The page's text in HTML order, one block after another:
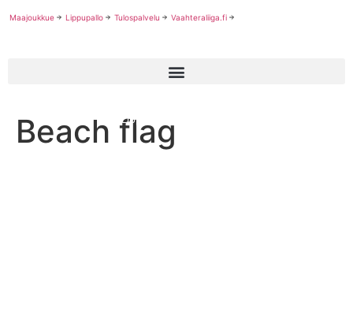
Maajoukkue Lippupallo Tulospalvelu Vaahteraliiga.fi
Beach flag
— Lippupallon sarjat